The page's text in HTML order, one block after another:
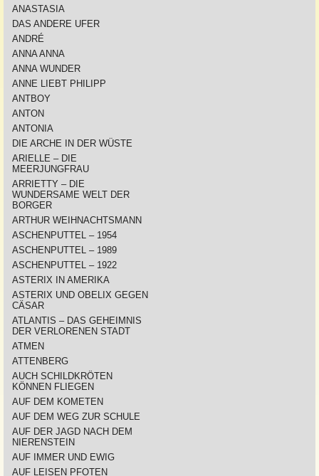
ANASTASIA
DAS ANDERE UFER
ANDRÉ
ANNA ANNA
ANNA WUNDER
ANNE LIEBT PHILIPP
ANTBOY
ANTON
ANTONIA
DIE ARCHE IN DER WÜSTE
ARIELLE – DIE
MEERJUNGFRAU
ARRIETTY – DIE
WUNDERSAME WELT DER
BORGER
ARTHUR WEIHNACHTSMANN
ASCHENPUTTEL – 1954
ASCHENPUTTEL – 1989
ASCHENPUTTEL – 1922
ASTERIX IN AMERIKA
ASTERIX UND OBELIX GEGEN
CÄSAR
ATLANTIS – DAS GEHEIMNIS
DER VERLORENEN STADT
ATMEN
ATTENBERG
AUCH SCHILDKRÖTEN
KÖNNEN FLIEGEN
AUF DEM KOMETEN
AUF DEM WEG ZUR SCHULE
AUF DER JAGD NACH DEM
NIERENSTEIN
AUF IMMER UND EWIG
AUF LEISEN PFOTEN